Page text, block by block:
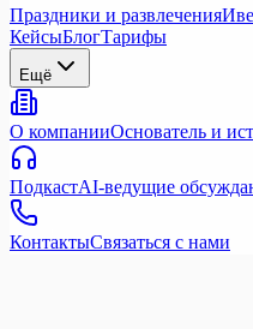
Праздники и развлечения
КейсыБлогТарифы
Ещё
О компанииОснователь и
ПодкастAI-ведущие
КонтактыСвязаться с нами